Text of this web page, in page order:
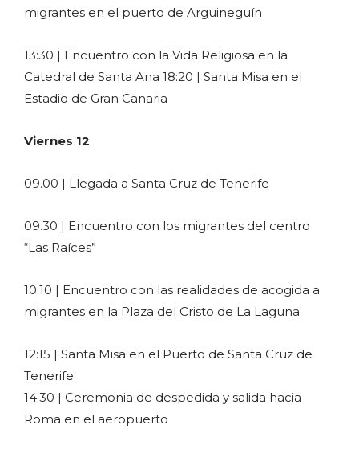
migrantes en el puerto de Arguineguín
13:30 | Encuentro con la Vida Religiosa en la
Catedral de Santa Ana 18:20 | Santa Misa en el
Estadio de Gran Canaria
Viernes 12
09.00 | Llegada a Santa Cruz de Tenerife
09.30 | Encuentro con los migrantes del centro
“Las Raíces”
10.10 | Encuentro con las realidades de acogida a
migrantes en la Plaza del Cristo de La Laguna
12:15 | Santa Misa en el Puerto de Santa Cruz de
Tenerife
14.30 | Ceremonia de despedida y salida hacia
Roma en el aeropuerto